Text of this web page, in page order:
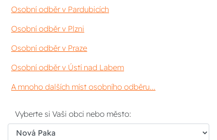
Osobní odběr v Pardubicích
Osobní odběr v Plzni
Osobní odběr v Praze
Osobní odběr v Ústí nad Labem
A mnoho dalších míst osobního odběru...
Vyberte si Vaši obci nebo město: